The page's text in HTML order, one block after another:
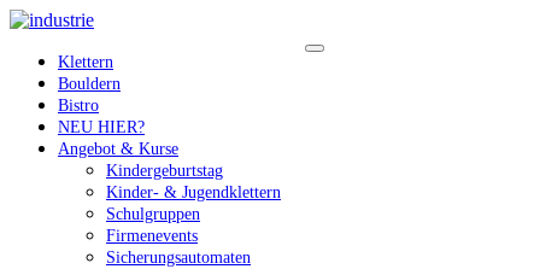
Klettern
Bouldern
Bistro
NEU HIER?
Angebot & Kurse
Kindergeburtstag
Kinder- & Jugendklettern
Schulgruppen
Firmenevents
Sicherungsautomaten